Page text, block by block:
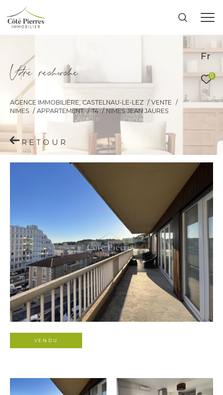
Fr
0
Vore recece
AGENCE IMMOBILIÈRE, CASTELNAU-LE-LEZ
VENTE
NIMES
APPARTEMENT T4 NIMES JEAN JAURES
RETOUR
VENDU